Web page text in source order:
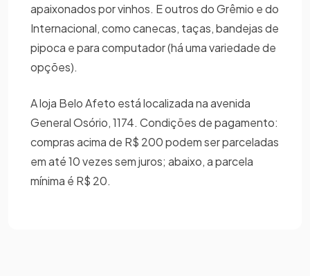
apaixonados por vinhos. E outros do Grêmio e do
Internacional, como canecas, taças, bandejas de
pipoca e para computador (há uma variedade de
opções).
A loja Belo Afeto está localizada na avenida
General Osório, 1174. Condições de pagamento:
compras acima de R$ 200 podem ser parceladas
em até 10 vezes sem juros; abaixo, a parcela
mínima é R$ 20.